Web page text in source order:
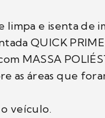
e isenta de
QUICK
MASSA
as áreas que
veículo.